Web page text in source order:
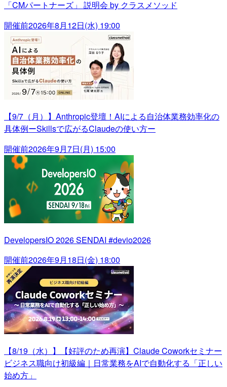
「CMパートナーズ」 説明会 by クラスメソッド
開催前2026年8月12日(水) 19:00
【9/7（月）】Anthropic登壇！AIによる自治体業務効率化の
具体例ーSkillsで広がるClaudeの使い方ー
開催前2026年9月7日(月) 15:00
DevelopersIO 2026 SENDAI #devio2026
開催前2026年9月18日(金) 18:00
【8/19（水）】【好評のため再演】Claude Coworkセミナー
ビジネス職向け初級編｜日常業務をAIで自動化する「正しい
始め方」